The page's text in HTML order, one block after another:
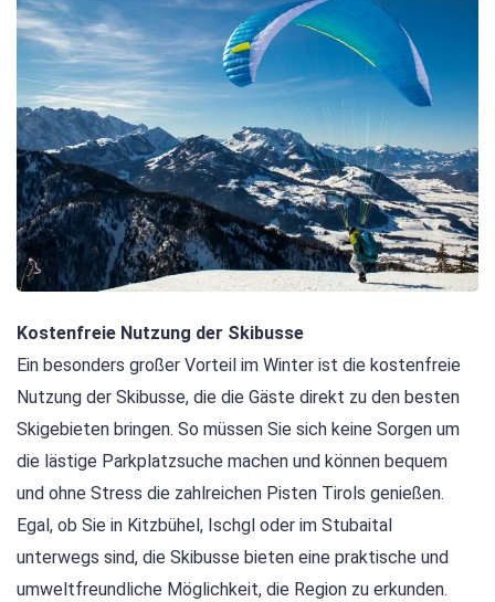
Kostenfreie Nutzung der Skibusse
Ein besonders großer Vorteil im Winter ist die kostenfreie
Nutzung der Skibusse, die die Gäste direkt zu den besten
Skigebieten bringen. So müssen Sie sich keine Sorgen um
die lästige Parkplatzsuche machen und können bequem
und ohne Stress die zahlreichen Pisten Tirols genießen.
Egal, ob Sie in Kitzbühel, Ischgl oder im Stubaital
unterwegs sind, die Skibusse bieten eine praktische und
umweltfreundliche Möglichkeit, die Region zu erkunden.